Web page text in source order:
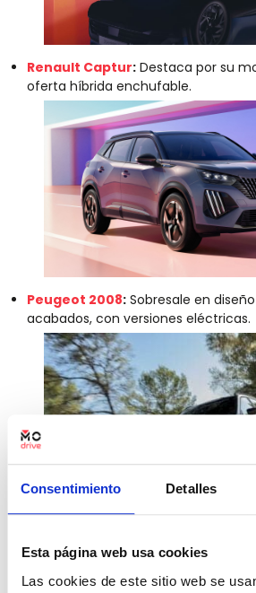
Consentimiento Detalles
Esta página web usa cookies
Las cookies de este sitio web se
Renault Captur: Destaca por su
oferta híbrida enchufable.
Peugeot 2008: Sobresale en
acabados, con versiones eléctricas.
equipamiento tecnológico.